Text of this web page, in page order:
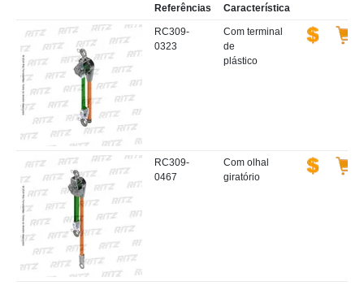
Referências Característica
RC309-
0323
Com terminal
de
plástico
RC309-
0467
Com olhal
giratório